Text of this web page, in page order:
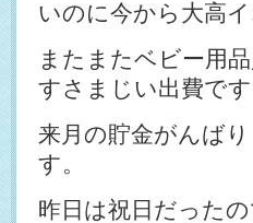
いのに今から大高
またまたベビー用
すさまじい出費です
来月の貯金がんば
す。
昨日は祝日だった